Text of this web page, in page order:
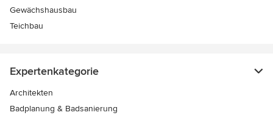
Gewächshausbau
Teichbau
Expertenkategorie
Architekten
Badplanung & Badsanierung